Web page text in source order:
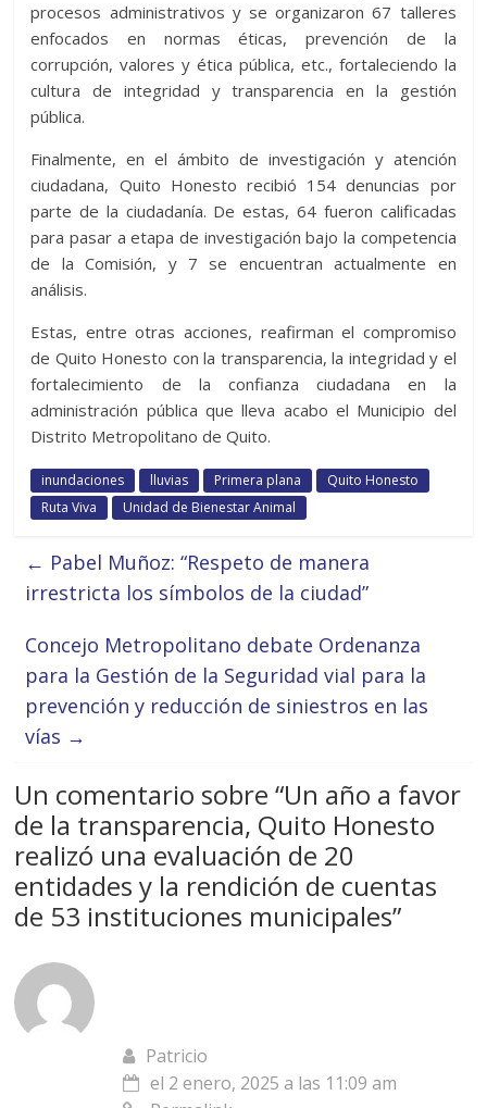
procesos administrativos y se organizaron 67 talleres
enfocados en normas éticas, prevención de la
corrupción, valores y ética pública, etc., fortaleciendo la
cultura de integridad y transparencia en la gestión
pública.
Finalmente, en el ámbito de investigación y atención
ciudadana, Quito Honesto recibió 154 denuncias por
parte de la ciudadanía. De estas, 64 fueron calificadas
para pasar a etapa de investigación bajo la competencia
de la Comisión, y 7 se encuentran actualmente en
análisis.
Estas, entre otras acciones, reafirman el compromiso
de Quito Honesto con la transparencia, la integridad y el
fortalecimiento de la confianza ciudadana en la
administración pública que lleva acabo el Municipio del
Distrito Metropolitano de Quito.
inundaciones lluvias Primera plana
Quito Honesto
Ruta Viva
Unidad de Bienestar Animal
← Pabel Muñoz: “Respeto de manera
irrestricta los símbolos de la ciudad”
Concejo Metropolitano debate Ordenanza
para la Gestión de la Seguridad vial para la
prevención y reducción de siniestros en las
vías →
Un comentario sobre “Un año a favor
de la transparencia, Quito Honesto
realizó una evaluación de 20
entidades y la rendición de cuentas
de 53 instituciones municipales”
Patricio
el 2 enero, 2025 a las 11:09 am